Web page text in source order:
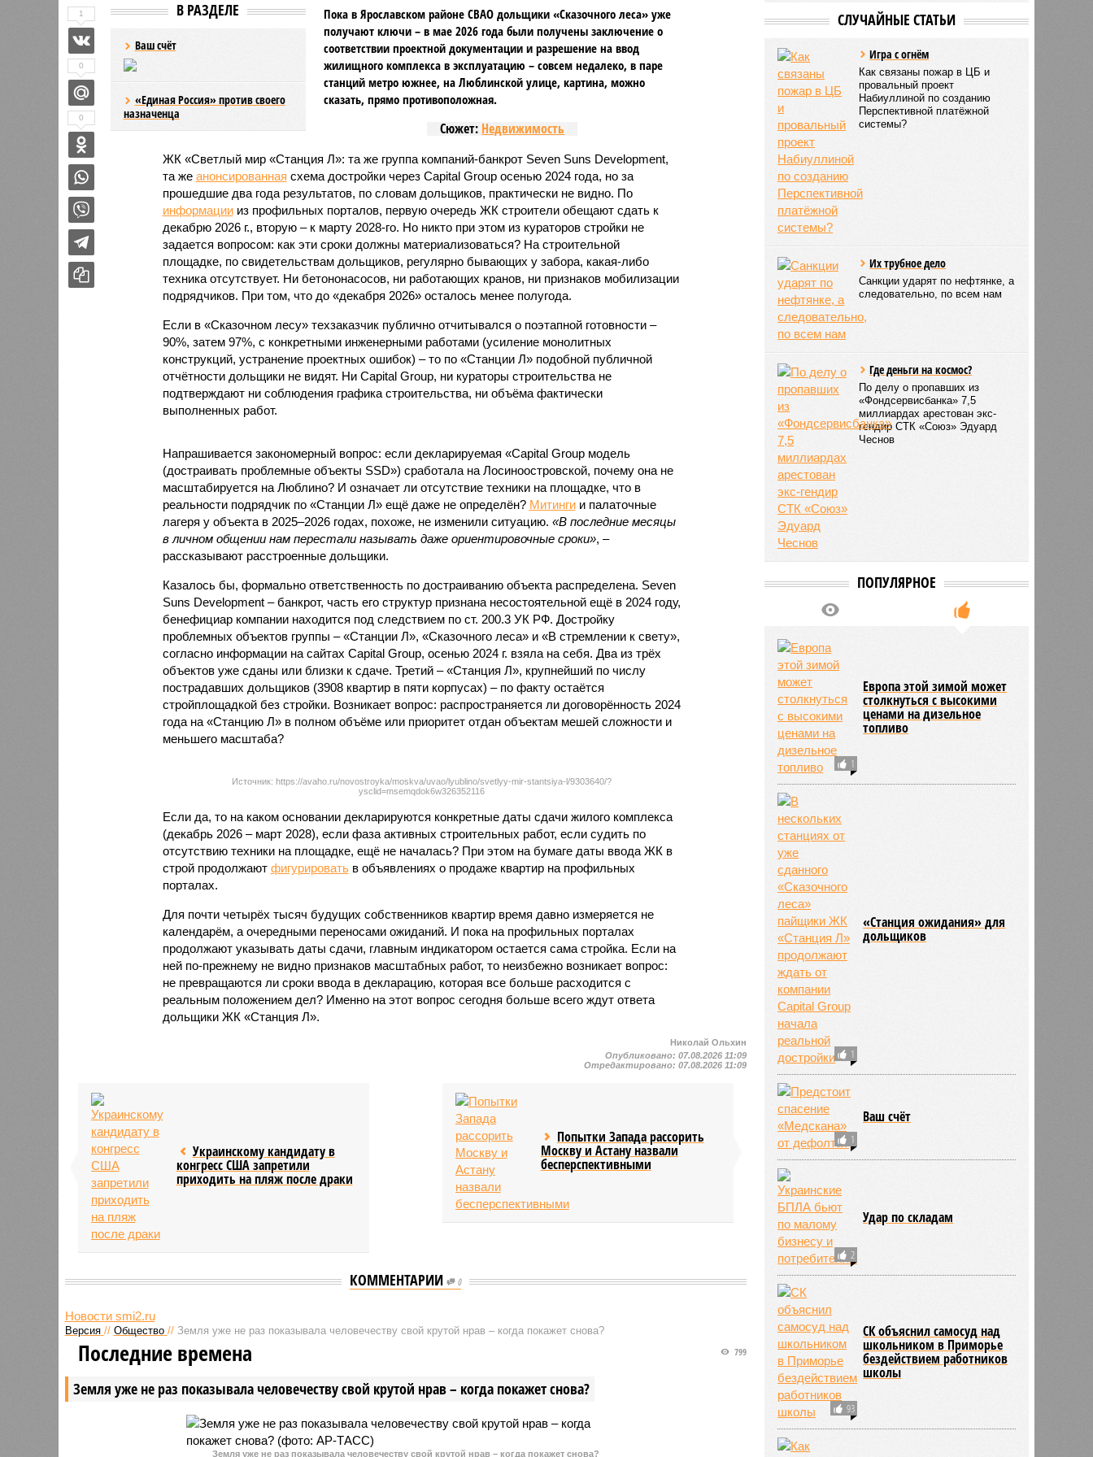
В РАЗДЕЛЕ
Ваш счёт
«Единая Россия» против своего
назначенца
Пока в Ярославском районе СВАО дольщики «Сказочного леса» уже
получают ключи – в мае 2026 года были получены заключение о
соответствии проектной документации и разрешение на ввод
жилищного комплекса в эксплуатацию – совсем недалеко, в паре
станций метро южнее, на Люблинской улице, картина, можно
сказать, прямо противоположная.
Сюжет: Недвижимость
ЖК «Светлый мир «Станция Л»: та же группа компаний-банкрот Seven Suns Development,
та же анонсированная схема достройки через Capital Group осенью 2024 года, но за
прошедшие два года результатов, по словам дольщиков, практически не видно. По
информациииз профильных порталов, первую очередь ЖК строители обещают сдать к
декабрю 2026 г., вторую – к марту 2028-го. Но никто при этом из кураторов стройки не
задается вопросом: как эти сроки должны материализоваться? На строительной
площадке, по свидетельствам дольщиков, регулярно бывающих у забора, какая-либо
техника отсутствует. Ни бетононасосов, ни работающих кранов, ни признаков мобилизации
подрядчиков. При том, что до «декабря 2026» осталось менее полугода.
Если в «Сказочном лесу» техзаказчик публично отчитывался о поэтапной готовности –
90%, затем 97%, с конкретными инженерными работами (усиление монолитных
конструкций, устранение проектных ошибок) – то по «Станции Л» подобной публичной
отчётности дольщики не видят. Ни Capital Group, ни кураторы строительства не
подтверждают ни соблюдения графика строительства, ни объёма фактически
выполненных работ.
Напрашивается закономерный вопрос: если декларируемая «Capital Group модель
(достраивать проблемные объекты SSD») сработала на Лосиноостровской, почему она не
масштабируется на Люблино? И означает ли отсутствие техники на площадке, что в
реальности подрядчик по «Станции Л» ещё даже не определён? Митингии палаточные
лагеря у объекта в 2025–2026 годах, похоже, не изменили ситуацию. «В последние месяцы
в личном общении нам перестали называть даже ориентировочные сроки», –
рассказывают расстроенные дольщики.
Казалось бы, формально ответственность по достраиванию объекта распределена. Seven
Suns Development – банкрот, часть его структур признана несостоятельной ещё в 2024 году,
бенефициар компании находится под следствием по ст. 200.3 УК РФ. Достройку
проблемных объектов группы – «Станции Л», «Сказочного леса» и «В стремлении к свету»,
согласно информации на сайтах Capital Group, осенью 2024 г. взяла на себя. Два из трёх
объектов уже сданы или близки к сдаче. Третий – «Станция Л», крупнейший по числу
пострадавших дольщиков (3908 квартир в пяти корпусах) – по факту остаётся
стройплощадкой без стройки. Возникает вопрос: распространяется ли договорённость 2024
года на «Станцию Л» в полном объёме или приоритет отдан объектам мешей сложности и
меньшего масштаба?
Источник: https://avaho.ru/novostroyka/moskva/uvao/lyublino/svetlyy-mir-stantsiya-l/9303640/?
ysclid=msemqdok6w326352116
Если да, то на каком основании декларируются конкретные даты сдачи жилого комплекса
(декабрь 2026 – март 2028), если фаза активных строительных работ, если судить по
отсутствию техники на площадке, ещё не началась? При этом на бумаге даты ввода ЖК в
строй продолжают фигурироватьв объявлениях о продаже квартир на профильных
порталах.
Для почти четырёх тысяч будущих собственников квартир время давно измеряется не
календарём, а очередными переносами ожиданий. И пока на профильных порталах
продолжают указывать даты сдачи, главным индикатором остается сама стройка. Если на
ней по-прежнему не видно признаков масштабных работ, то неизбежно возникает вопрос:
не превращаются ли сроки ввода в декларацию, которая все больше расходится с
реальным положением дел? Именно на этот вопрос сегодня больше всего ждут ответа
дольщики ЖК «Станция Л».
1
0
0
Николай Ольхин
Опубликовано:07.08.2026 11:09
Отредактировано:07.08.2026 11:09
Украинскому кандидату в
конгресс США запретили
приходить на пляж после драки
Попытки Запада рассорить
Москву и Астану назвали
бесперспективными
КОММЕНТАРИИ 0
Новости smi2.ru
Версия // Общество // Земля уже не раз показывала человечеству свой крутой нрав – когда покажет снова?
Земля уже не раз показывала человечеству свой крутой нрав – когда покажет снова?
799
Последние времена
Земля уже не раз показывала человечеству свой крутой нрав – когда покажет снова?
СЛУЧАЙНЫЕ СТАТЬИ
Игра с огнём
Как связаны пожар в ЦБ и
провальный проект
Набиуллиной по созданию
Перспективной платёжной
системы?
Их трубное дело
Санкции ударят по нефтянке, а
следовательно, по всем нам
Где деньги на космос?
По делу о пропавших из
«Фондсервисбанка» 7,5
миллиардах арестован экс-
гендир СТК «Союз» Эдуард
Чеснов
ПОПУЛЯРНОЕ
1
Европа этой зимой может
столкнуться с высокими
ценами на дизельное
топливо
1
«Станция ожидания» для
дольщиков
1
Ваш счёт
2
Удар по складам
93
СК объяснил самосуд над
школьником в Приморье
бездействием работников
школы